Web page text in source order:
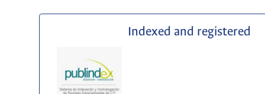
Indexed and registered